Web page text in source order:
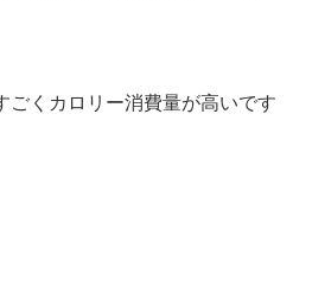
ごくカロリー消費量が高いです